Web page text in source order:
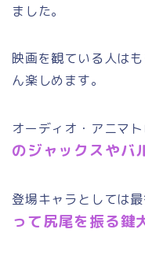
ました。
映画を観ている人は
ん楽しめます。
オーディオ・アニマ
のジャックスやバ
登場キャラとしては
って尻尾を振る鍵